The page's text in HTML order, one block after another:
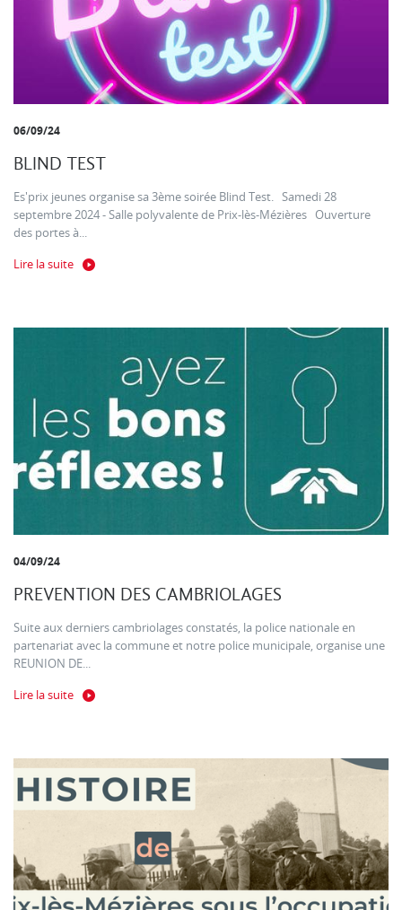
06/09/24
BLIND TEST
Es'prix jeunes organise sa 3ème soirée Blind Test. Samedi 28
septembre 2024 - Salle polyvalente de Prix-lès-Mézières Ouverture
des portes à...
Lire la suite
04/09/24
PREVENTION DES CAMBRIOLAGES
Suite aux derniers cambriolages constatés, la police nationale en
partenariat avec la commune et notre police municipale, organise une
REUNION DE...
Lire la suite